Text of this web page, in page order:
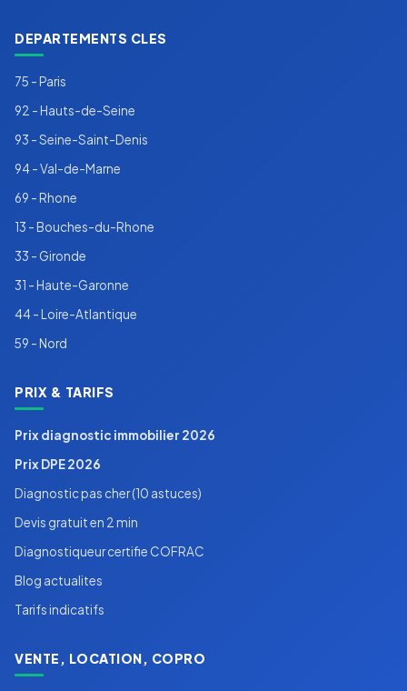
DEPARTEMENTS CLES
75 - Paris
92 - Hauts-de-Seine
93 - Seine-Saint-Denis
94 - Val-de-Marne
69 - Rhone
13 - Bouches-du-Rhone
33 - Gironde
31 - Haute-Garonne
44 - Loire-Atlantique
59 - Nord
PRIX & TARIFS
Prix diagnostic immobilier 2026
Prix DPE 2026
Diagnostic pas cher (10 astuces)
Devis gratuit en 2 min
Diagnostiqueur certifie COFRAC
Blog actualites
Tarifs indicatifs
VENTE, LOCATION, COPRO